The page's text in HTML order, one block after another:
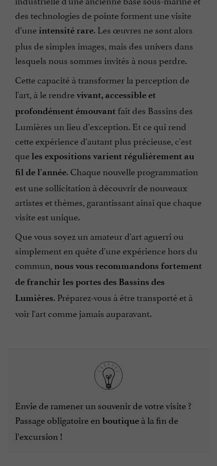
des technologies de pointe forment une visite
d'uneintensité rare. Les œuvres ne sont alors
plus de simples images, mais des univers dans
lesquels nous sommes invités à nous perdre.
Cette capacité à transformer la perception de
l'art, à le rendrevivant, accessible et
profondément émouvant fait des Bassins des
Lumières un lieu d'exception. Et ce qui rend
cette expérience d'autant plus précieuse, c'est
queles expositions varient régulièrement au
fil de l'année. Chaque nouvelle programmation
est une sollicitation à découvrir de nouveaux
artistes et thèmes, garantissant ainsi que chaque
visite est unique.
Que vous soyez un amateur d'art aguerri ou
simplement en quête d'une expérience hors du
commun, nous vous recommandons fortement
de franchir les portes des Bassins des
Lumières. Préparez-vous à être transporté et à
voir l'art comme jamais auparavant.
Envie de ramener un souvenir de votre visite ?
Passage obligatoire en boutique à la fin de
l’excursion !